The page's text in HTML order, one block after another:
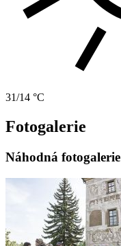
31/14 °C
Fotogalerie
Náhodná fotogalerie